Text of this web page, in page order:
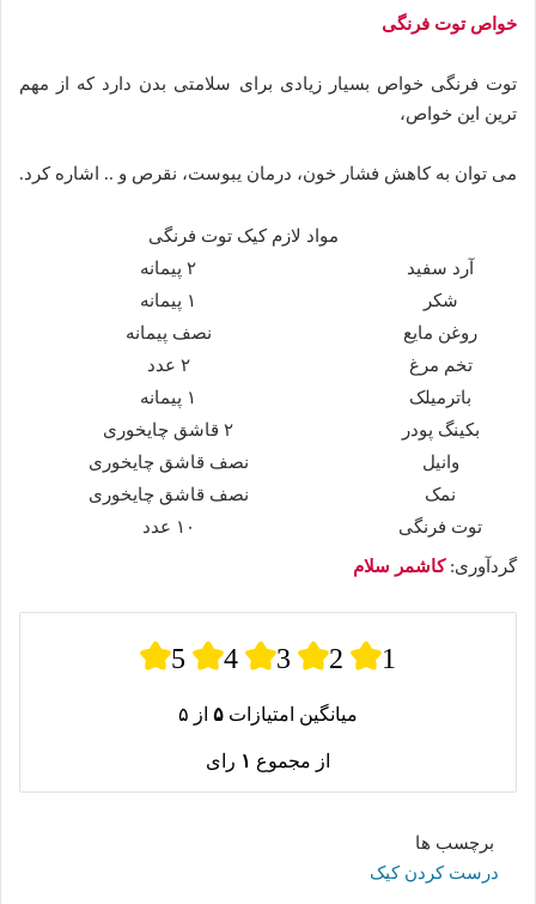
خواص توت فرنگی
توت فرنگی خواص بسیار زیادی برای سلامتی بدن دارد که از مهم
ترین این خواص،
می توان به کاهش فشار خون، درمان یبوست، نقرص و .. اشاره کرد.
مواد لازم کیک توت فرنگی
آرد سفید
۲ پیمانه
شکر
۱ پیمانه
روغن مایع
نصف پیمانه
تخم مرغ
۲ عدد
باترمیلک
۱ پیمانه
بکینگ پودر
۲ قاشق چایخوری
وانیل
نصف قاشق چایخوری
نمک
نصف قاشق چایخوری
توت فرنگی
۱۰ عدد
گردآوری: کاشمر سلام
5 4 3 2 1
میانگین امتیازات ۵ از ۵
از مجموع ۱ رای
برچسب ها
درست کردن کیک